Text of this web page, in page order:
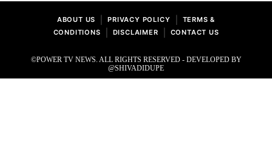
ABOUT US PRIVACY POLICY
TERMS &
CONDITIONS
DISCLAIMER CONTACT US
©POWER TV NEWS. ALL RIGHTS RESERVED - DEVELOPED BY
@SHIVADIDUPE